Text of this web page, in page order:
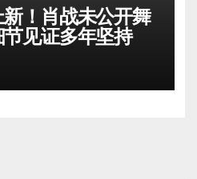
！肖战未公开舞
见证多年坚持